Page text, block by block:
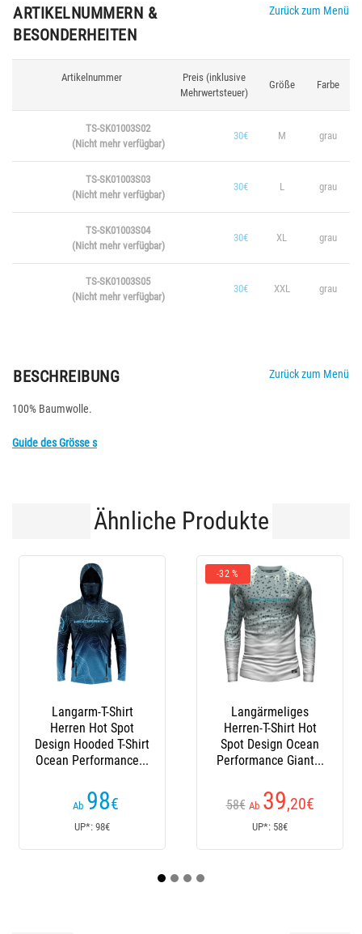
ARTIKELNUMMERN &
BESONDERHEITEN
Zurück zum Menü
Artikelnummer
Preis (inklusive
Mehrwertsteuer)
Größe Farbe
TS-SK01003S02
(Nicht mehr verfügbar)
30€ M grau
TS-SK01003S03
(Nicht mehr verfügbar)
30€ L grau
TS-SK01003S04
(Nicht mehr verfügbar)
30€ XL grau
TS-SK01003S05
(Nicht mehr verfügbar)
30€ XXL grau
BESCHREIBUNG Zurück zum Menü
100% Baumwolle.
Guide des Grösse s
Ähnliche Produkte
Langärmeliges
Herren-T-Shirt Hot
Spot Design Ocean
Performance Giant...
Ab 39,20
UP*: 58€
T-Shirt Kurzarm
Herren Hot Spot
Design Dentex - Gelb
Ab 34 €
UP*: 34€